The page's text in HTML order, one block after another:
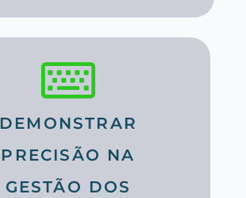
DEMONSTRAR
PRECISÃO NA
GESTÃO DOS